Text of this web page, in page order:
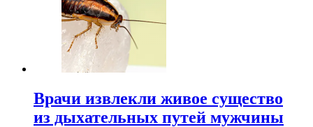
Врачи извлекли живое существо
из дыхательных путей мужчины